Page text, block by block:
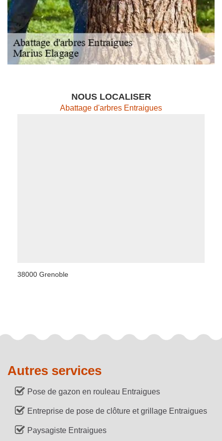
NOUS LOCALISER
Abattage d'arbres Entraigues
38000 Grenoble
Autres services
Pose de gazon en rouleau Entraigues
Entreprise de pose de clôture et grillage Entraigues
Paysagiste Entraigues